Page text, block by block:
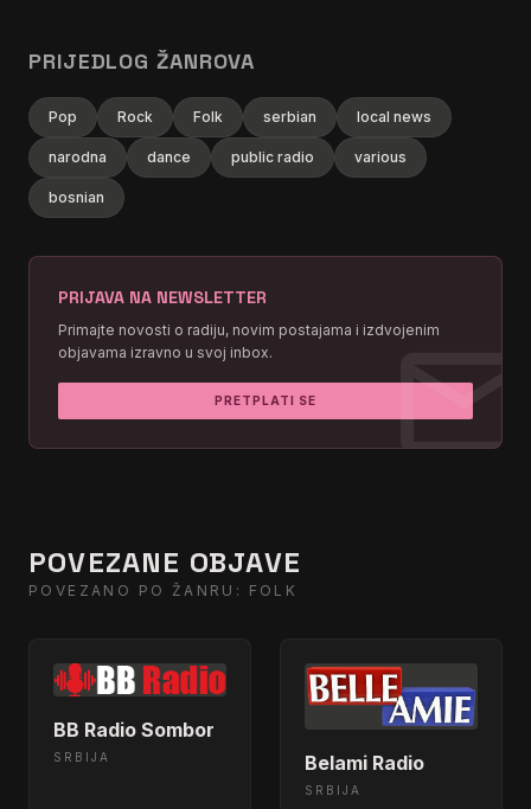
PRIJEDLOG ŽANROVA
Pop Rock Folk serbian local news
narodna dance public radio various
bosnian
PRIJAVA NA NEWSLETTER
Primajte novosti o radiju, novim postajama i izdvojenim
objavama izravno u svoj inbox.
PRETPLATI SE
POVEZANE OBJAVE
POVEZANO PO ŽANRU: FOLK
BB Radio Sombor
SRBIJA Belami Radio
SRBIJA